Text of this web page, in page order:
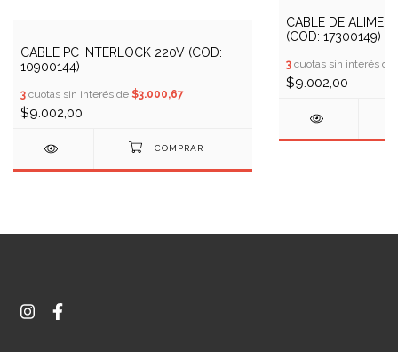
CABLE PC INTERLOCK 220V (COD:
10900144)
3 cuotas sin interés de $3.000,67
$9.002,00
CABLE DE
(COD: 17300149)
3cuotas sin interés de
$9.002,00